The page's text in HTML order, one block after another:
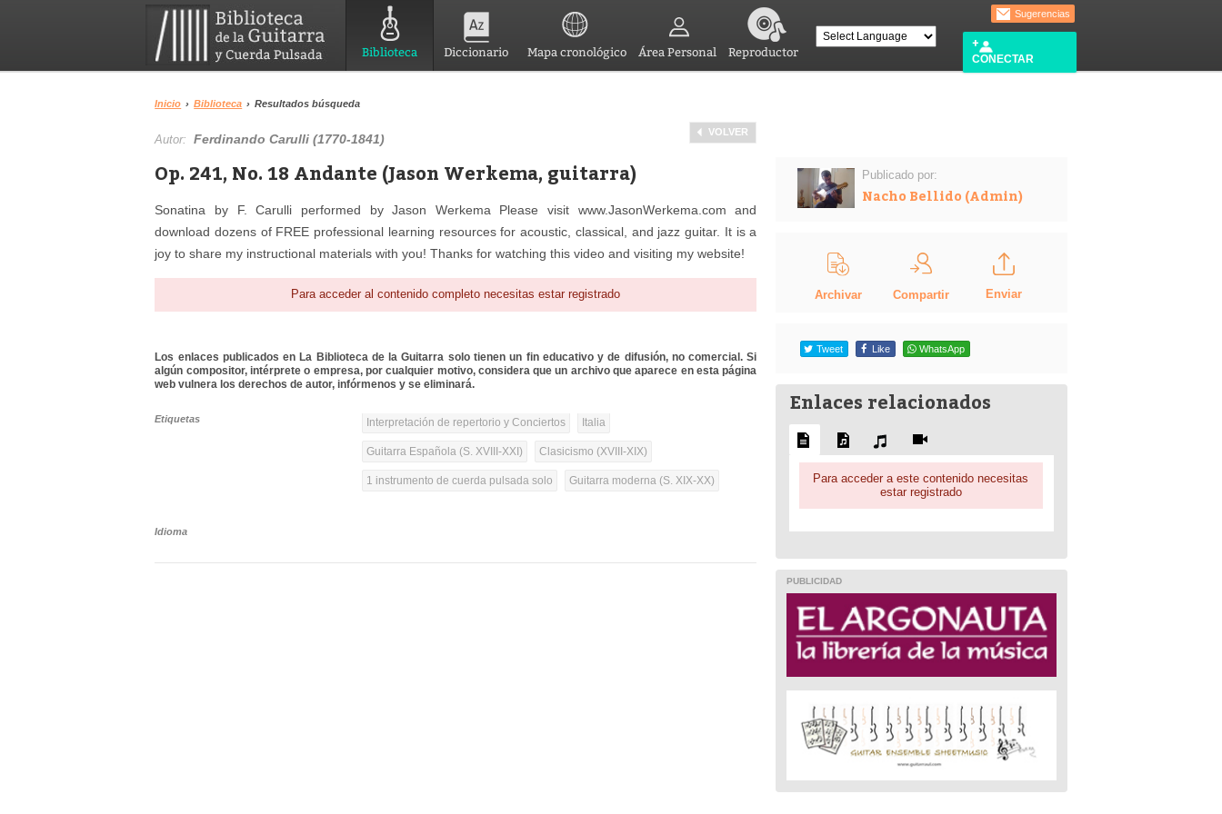
Biblioteca Diccionario Mapa cronológico Área Personal Reproductor
Sugerencias
CONECTAR
Inicio › Biblioteca › Resultados búsqueda
VOLVER
Autor:Ferdinando Carulli (1770-1841)
Op. 241, No. 18 Andante (Jason Werkema, guitarra)
Sonatina by F. Carulli performed by Jason Werkema Please visit www.JasonWerkema.com and
download dozens of FREE professional learning resources for acoustic, classical, and jazz guitar. It is a
joy to share my instructional materials with you! Thanks for watching this video and visiting my website!
Para acceder al contenido completo necesitas estar registrado
Los enlaces publicados en La Biblioteca de la Guitarra solo tienen un fin educativo y de difusión, no comercial. Si
algún compositor, intérprete o empresa, por cualquier motivo, considera que un archivo que aparece en esta página
web vulnera los derechos de autor, infórmenos y se eliminará.
Etiquetas Interpretación de repertorio y Conciertos Italia
Guitarra Española (S. XVIII-XXI) Clasicismo (XVIII-XIX)
1 instrumento de cuerda pulsada solo Guitarra moderna (S. XIX-XX)
Idioma
Publicado por:
Nacho Bellido (Admin)
Archivar Compartir Enviar
Tweet Like WhatsApp
Enlaces relacionados
Para acceder a este contenido necesitas
estar registrado
PUBLICIDAD